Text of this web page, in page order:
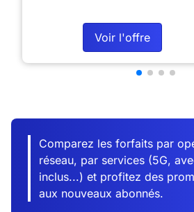
Voir l'offre
Comparez les forfaits par
réseau, par services (5G,
inclus...) et profitez des
aux nouveaux abonnés.